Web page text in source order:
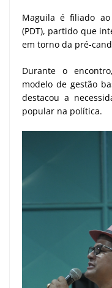
Maguila é filiado ao
(PDT), partido que
em torno da pré-
Durante o
modelo de gestão
destacou a
popular na política.